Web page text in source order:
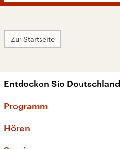
Zur Startseite
Entdecken Sie
Programm
Sendungen und
Hören